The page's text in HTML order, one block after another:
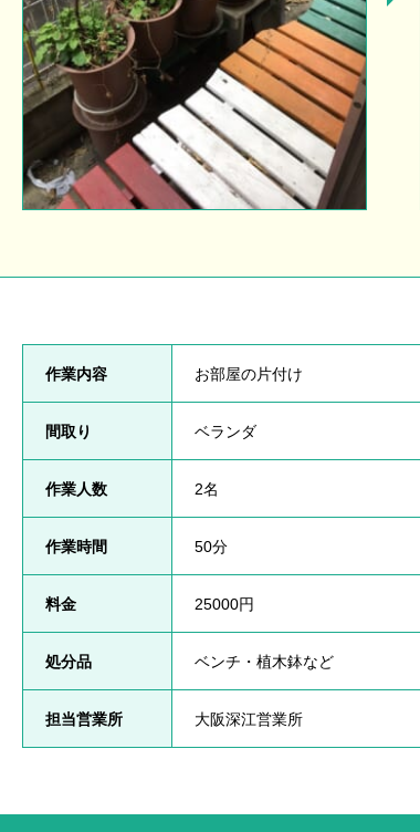
作業内容 お部屋の片付け
間取り ベランダ
作業人数 2名
作業時間 50分
料金 25000円
処分品 ベンチ・植木鉢など
担当営業所 大阪深江営業所